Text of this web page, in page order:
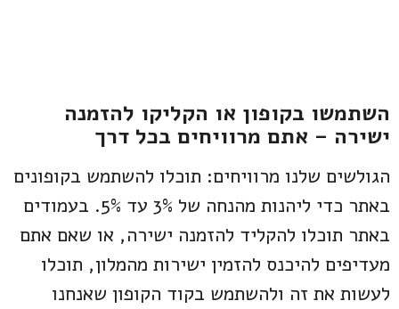
השתמשו בקופון או הקליקו להזמנה
ישירה – אתם מרוויחים בכל דרך
הגולשים שלנו מרוויחים: תוכלו להשתמש בקופונים
באתר כדי ליהנות מהנחה של 3% עד 5%. בעמודים
באתר תוכלו להקליד להזמנה ישירה, או שאם אתם
מעדיפים להיכנס להזמין ישירות מהמלון, תוכלו
לעשות את זה ולהשתמש בקוד הקופון שאנחנו